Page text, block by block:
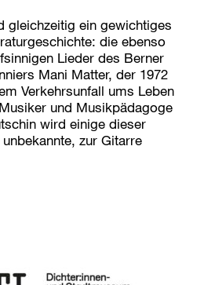
gleichzeitig ein gewichtiges
die ebenso
Lieder des Berner
Mani Matter, der 1972
Verkehrsunfall ums Leben
und Musikpädagoge
wird einige dieser
zur Gitarre